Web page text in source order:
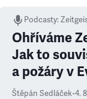
Podcasty:
Ohříváme
Jak to
a požáry v
Štěpán Sedláček•4.